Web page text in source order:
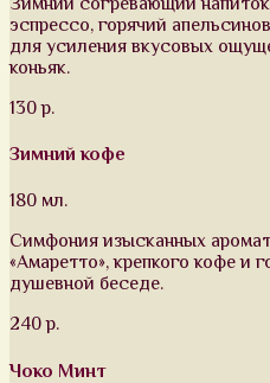
эспрессо, горячий
для усиления вкусовых
коньяк.
130 р.
Зимний кофе
180 мл.
Симфония изысканных
«Амаретто», крепкого кофе и
душевной беседе.
240 р.
Чоко Минт